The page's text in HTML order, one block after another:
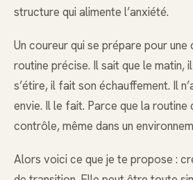
structure qui alimente l’anxiété.
Un coureur qui se prépare pour une
routine précise. Il sait que le matin,
s’étire, il fait son échauffement. Il
envie. Il le fait. Parce que la routine
contrôle, même dans un
Alors voici ce que je te propose :